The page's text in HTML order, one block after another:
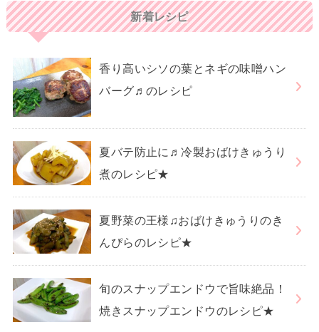
新着レシピ
香り高いシソの葉とネギの味噌ハン
バーグ♬のレシピ
夏バテ防止に♬冷製おばけきゅうり
煮のレシピ★
夏野菜の王様♫おばけきゅうりのき
んぴらのレシピ★
旬のスナップエンドウで旨味絶品！
焼きスナップエンドウのレシピ★